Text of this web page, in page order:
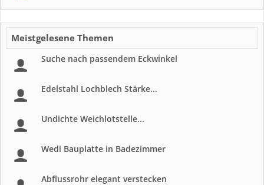
Meistgelesene Themen
Suche nach passendem Eckwinkel
Edelstahl Lochblech Stärke...
Undichte Weichlotstelle...
Wedi Bauplatte in Badezimmer
Abflussrohr elegant verstecken